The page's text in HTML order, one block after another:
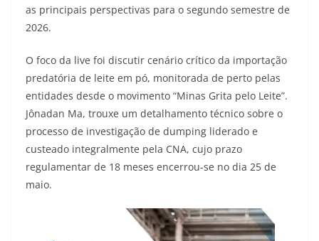
as principais perspectivas para o segundo semestre de
2026.
O foco da live foi discutir cenário crítico da importação
predatória de leite em pó, monitorada de perto pelas
entidades desde o movimento “Minas Grita pelo Leite”.
Jônadan Ma, trouxe um detalhamento técnico sobre o
processo de investigação de dumping liderado e
custeado integralmente pela CNA, cujo prazo
regulamentar de 18 meses encerrou-se no dia 25 de
maio.